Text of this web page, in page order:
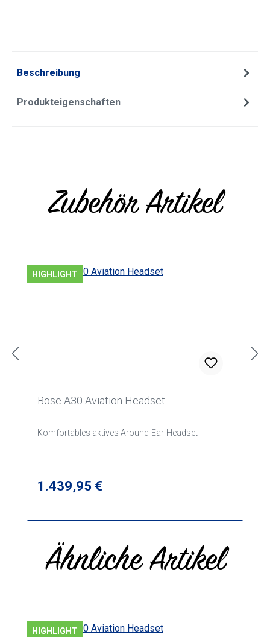
Beschreibung
Produkteigenschaften
Produktgalerie überspringen
Zubehör Artikel
HIGHLIGHT
Bose A30 Aviation Headset
Komfortables aktives Around-Ear-Headset
Regulärer Preis:
1.439,95 €
Produktgalerie überspringen
Ähnliche Artikel
HIGHLIGHT